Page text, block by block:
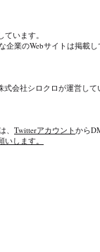
います。
業のWebサイトは掲載し
会社シロクロが運営して
Twitterアカウントから
します。